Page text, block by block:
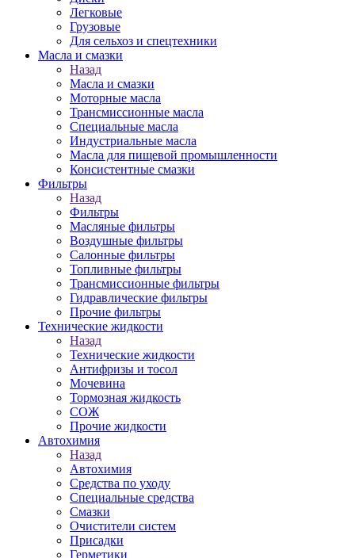
Легковые
Грузовые
Для сельхоз и спецтехники
Масла и смазки
Назад
Масла и смазки
Моторные масла
Трансмиссионные масла
Специальные масла
Индустриальные масла
Масла для пищевой промышленности
Консистентные смазки
Фильтры
Назад
Фильтры
Масляные фильтры
Воздушные фильтры
Салонные фильтры
Топливные фильтры
Трансмиссионные фильтры
Гидравлические фильтры
Прочие фильтры
Технические жидкости
Назад
Технические жидкости
Антифризы и тосол
Мочевина
Тормозная жидкость
СОЖ
Прочие жидкости
Автохимия
Назад
Автохимия
Средства по уходу
Специальные средства
Смазки
Очистители систем
Присадки
Герметики